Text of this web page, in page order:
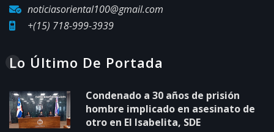
noticiasoriental100@gmail.com
+(15) 718-999-3939
Lo Último De Portada
Condenado a 30 años de prisión
hombre implicado en asesinato de
otro en El Isabelita, SDE